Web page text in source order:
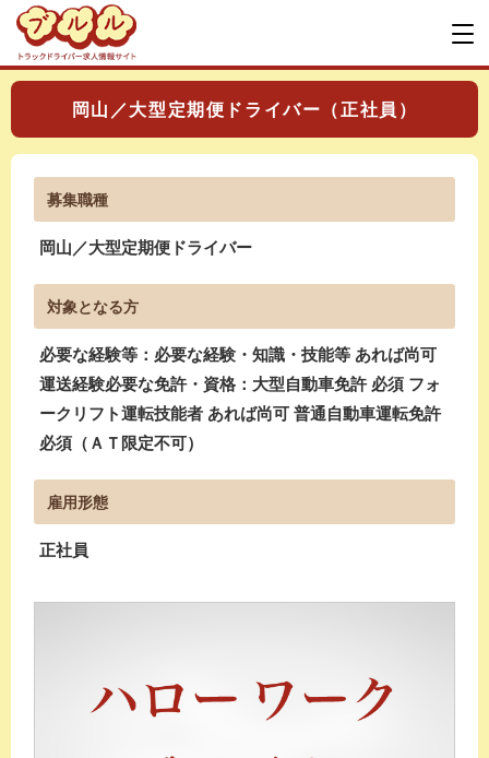
岡山／大型定期便ドライバー（正社員）
募集職種
岡山／大型定期便ドライバー
対象となる方
必要な経験等：必要な経験・知識・技能等 あれば尚可
運送経験必要な免許・資格：大型自動車免許 必須 フォ
ークリフト運転技能者 あれば尚可 普通自動車運転免許
必須（ＡＴ限定不可）
雇用形態
正社員